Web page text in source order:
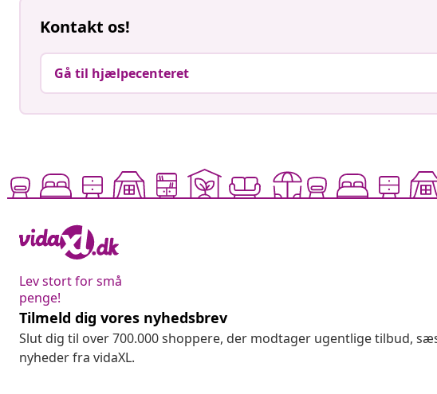
Kontakt os!
Gå til hjælpecenteret
Lev stort for små
penge!
Tilmeld dig vores nyhedsbrev
Slut dig til over 700.000 shoppere, der modtager ugentlige tilbud,
nyheder fra vidaXL.